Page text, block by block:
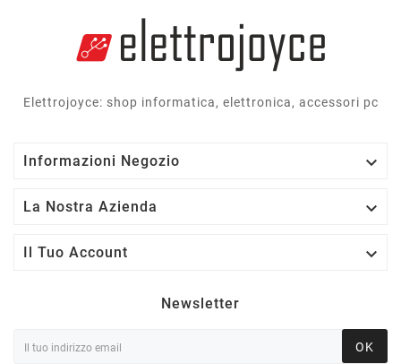
Elettrojoyce: shop informatica, elettronica, accessori pc
Informazioni Negozio 
La Nostra Azienda 
Il Tuo Account 
Newsletter
OK